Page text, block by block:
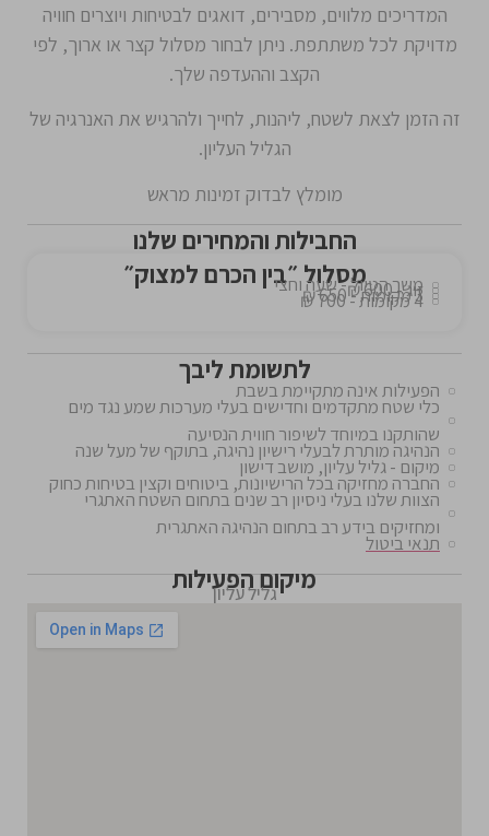
המדריכים מלווים, מסבירים, דואגים לבטיחות ויוצרים חוויה
מדויקת לכל משתתפת. ניתן לבחור מסלול קצר או ארוך, לפי
הקצב וההעדפה שלך.
זה הזמן לצאת לשטח, ליהנות, לחייך ולהרגיש את האנרגיה של
הגליל העליון.
מומלץ לבדוק זמינות מראש
החבילות והמחירים שלנו
מסלול ״בין הכרם למצוק״
משך הטיול - שעה וחצי
זוג - 600 ₪
3 מקומות - 650 ₪
4 מקומות - 700 ₪
לתשומת ליבך
הפעילות אינה מתקיימת בשבת
כלי שטח מתקדמים וחדישים בעלי מערכות שמע נגד מים
שהותקנו במיוחד לשיפור חווית הנסיעה
הנהיגה מותרת לבעלי רישיון נהיגה, בתוקף של מעל שנה
מיקום - גליל עליון, מושב דישון
החברה מחזיקה בכל הרישיונות, ביטוחים וקצין בטיחות כחוק
הצוות שלנו בעלי ניסיון רב שנים בתחום השטח האתגרי
ומחזיקים בידע רב בתחום הנהיגה האתגרית
תנאי ביטול
מיקום הפעילות
גליל עליון